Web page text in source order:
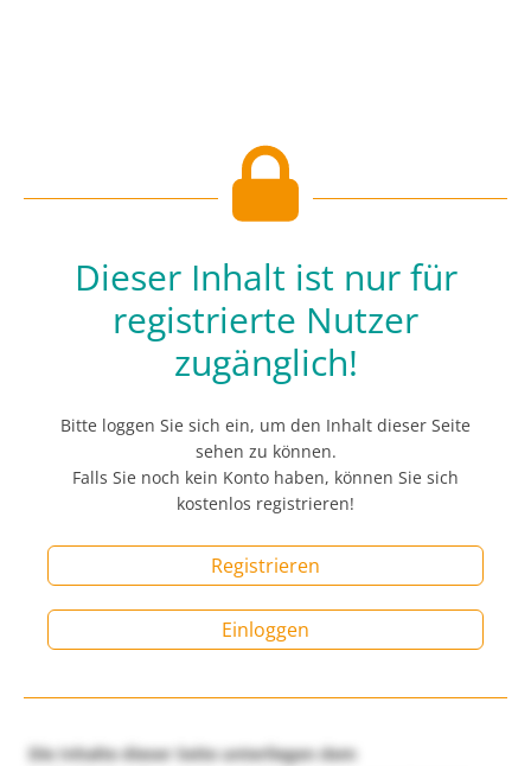
Dieser Inhalt ist nur für
registrierte Nutzer
zugänglich!
Bitte loggen Sie sich ein, um den Inhalt dieser Seite
sehen zu können.
Falls Sie noch kein Konto haben, können Sie sich
kostenlos registrieren!
Registrieren
Einloggen
Die Inhalte dieser Seite unterliegen dem